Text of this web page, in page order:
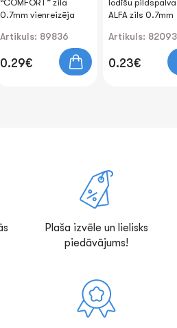
“COMFORT” zila
0.7mm vienreizēja
Artikuls: 89836
0.29€
lodīšu
ALFA zils 0.7mm
Artikuls: 82093
0.23€
Plaša izvēle un lielisks
piedāvājums!